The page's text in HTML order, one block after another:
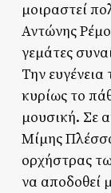
μοιραστεί
Αντώνης
γεμάτες
Την
κυρίως το
μουσική. Σε
Μίμης
ορχήστρας
να αποδοθεί